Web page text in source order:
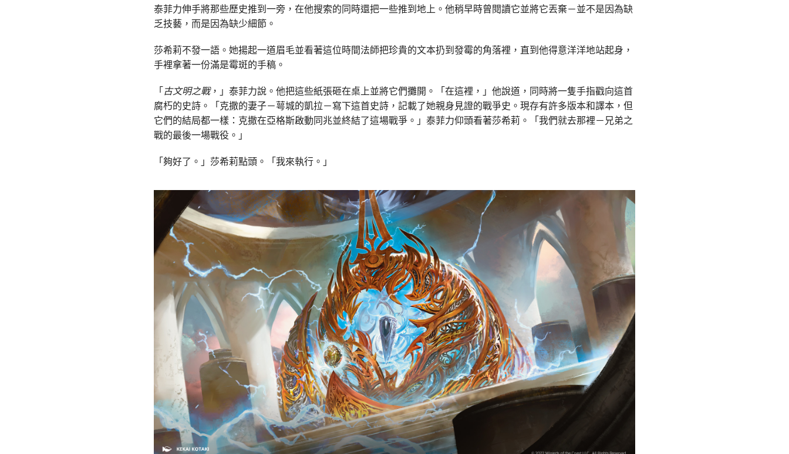
泰菲力伸手將那些歷史推到一旁，在他搜索的同時還把一些推到地上。他稍早時曾閱讀它並將它丟棄－並不是因為缺
乏技藝，而是因為缺少細節。
莎希莉不發一語。她揚起一道眉毛並看著這位時間法師把珍貴的文本扔到發霉的角落裡，直到他得意洋洋地站起身，
手裡拿著一份滿是霉斑的手稿。
「古文明之戰，」泰菲力說。他把這些紙張砸在桌上並將它們攤開。「在這裡，」他說道，同時將一隻手指戳向這首
腐朽的史詩。「克撒的妻子－萼城的凱拉－寫下這首史詩，記載了她親身見證的戰爭史。現存有許多版本和譯本，但
它們的結局都一樣：克撒在亞格斯啟動同兆並終結了這場戰爭。」泰菲力仰頭看著莎希莉。「我們就去那裡－兄弟之
戰的最後一場戰役。」
「夠好了。」莎希莉點頭。「我來執行。」